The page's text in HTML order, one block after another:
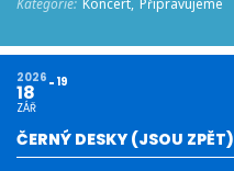
Kategorie: Koncert, Připravujeme
2026
18
ZÁŘ
19
ČERNÝ DESKY (JSOU ZPĚT)